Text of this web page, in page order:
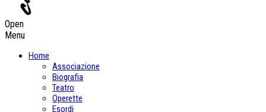
Open
Menu
Home
Associazione
Biografia
Teatro
Operette
Esordi